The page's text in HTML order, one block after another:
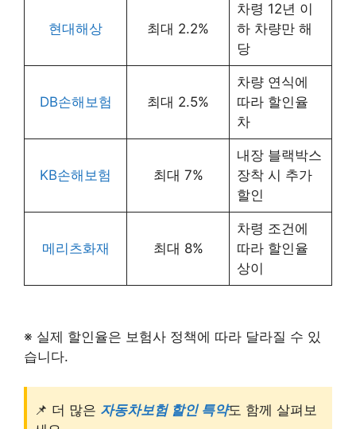
현대해상 최대 2.2%
차령 12년 이
하 차량만 해
당
DB손해보험 최대 2.5%
차량 연식에
따라 할인율
차
KB손해보험 최대 7%
내장 블랙박스
장착 시 추가
할인
메리츠화재 최대 8%
차령 조건에
따라 할인율
상이
※ 실제 할인율은 보험사 정책에 따라 달라질 수 있
습니다.
📌 더 많은 자동차보험 할인 특약도 함께 살펴보